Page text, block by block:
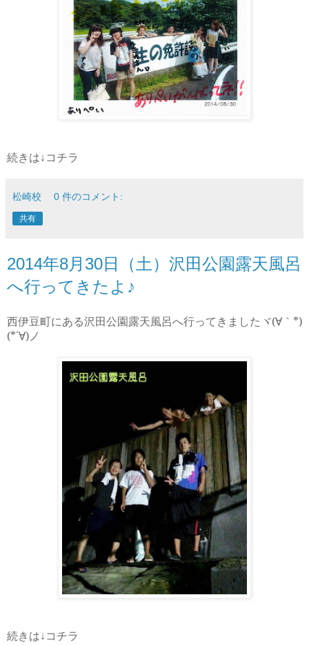
続きは↓コチラ
松崎校 0 件のコメント:
共有
2014年8月30日（土）沢田公園露天風呂
へ行ってきたよ♪
西伊豆町にある沢田公園露天風呂へ行ってきました ヾ(∀｀ *)
(*´∀)ノ
続きは↓コチラ